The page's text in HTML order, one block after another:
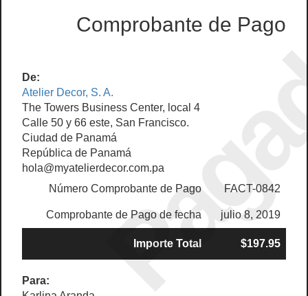
Comprobante de Pago
De:
Atelier Decor, S. A.
The Towers Business Center, local 4
Calle 50 y 66 este, San Francisco.
Ciudad de Panamá
República de Panamá
hola@myatelierdecor.com.pa
Número Comprobante de Pago
FACT-0842
Comprobante de Pago de fecha julio 8, 2019
Importe Total $197.95
Para: